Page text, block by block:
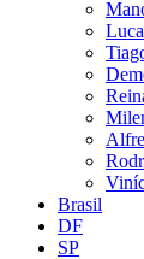
Brasil
DF
SP